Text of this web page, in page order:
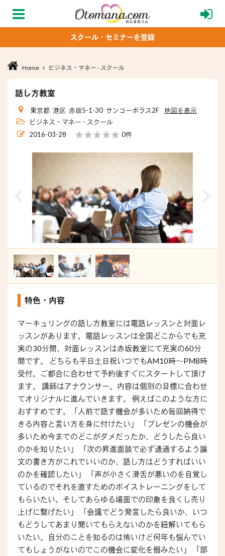
スクール・セミナーを登録
Home ビジネス・マネー - スクール
話し方教室
東京都 港区 赤坂5-1-30 サンコーポラス2F
地図を表示
ビジネス・マネー - スクール
2016-03-28
0件
特色・内容
マーキュリングの話し方教室には電話レッスンと対面レ
ッスンがあります。電話レッスンは全国どこからでも充
実の30分間、対面レッスンは赤坂教室にて充実の60分
間です。 どちらも平日土日祝いつでもAM10時～PM8時
受付。ご都合に合わせて予約後すぐにスタートして頂け
ます。 講師はアナウンサー。内容は個別の目標に合わせ
てオリジナルに進んでいきます。 例えばこのような方に
おすすめです。「人前で話す機会が多いため毎回納得で
きる内容と言い方を身に付けたい」 「プレゼンの機会が
多いため今までのどこがダメだったか、どうしたら良い
のかを知りたい」 「次の昇進面談で必ず通過するよう論
文の書き方がこれでいいのか、話し方はどうすればいい
のかを確認したい」 「声が小さく滑舌が悪いのを自覚し
ているのでそれを直すためのボイストレーニングをして
もらいたい。そしてあらゆる場面での印象を良くし売り
上げに繋げたい」 「会議でどう発言したら良いか、いつ
もどうしてあまり聞いてもらえないのかを紐解いてもら
いたい。自分のことを知るのは怖いけど何年も悩んでい
てもしょうがないのでこの機会に変化を掴みたい」 「部